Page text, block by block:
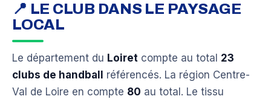
📍 LE CLUB DANS LE PAYSAGE
LOCAL
Le département du Loiret compte au total 23
clubs de handball
référencés. La région Centre-
Val de Loire en compte 80 au total. Le tissu